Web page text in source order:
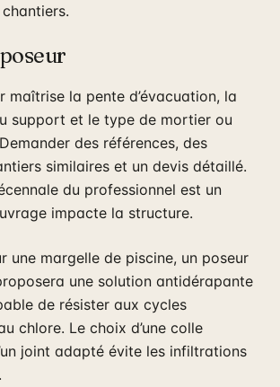
maîtrise la pente d’évacuation, la
support et le type de mortier ou
des références, des
similaires et un devis détaillé.
du professionnel est un
impacte la structure.
une margelle de piscine, un poseur
une solution antidérapante
de résister aux cycles
chlore. Le choix d’une colle
joint adapté évite les infiltrations